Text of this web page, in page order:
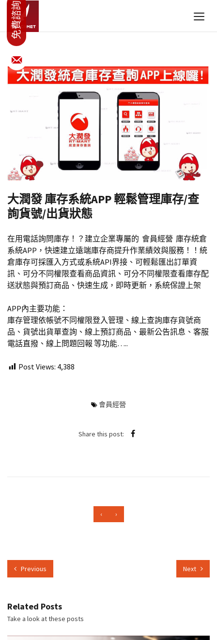
大潤發 庫存系統APP 輕鬆管理庫存/查
詢貨號/出貨狀態
在用電話詢問庫存！？建立企業專屬的 會員經營 庫存統倉
系統APP，快速建立遠端庫存商提升作業績效與服務！！統
倉庫存可採匯入方式或系統API界接、可輕鬆匯出訂單資
訊、可分不同權限查看商品資訊、可分不同權限查看庫存配
送狀態與預訂商品、快速生成，即時更新，系統保證上架
APP內主要功能：
庫存管理依帳號不同權限登入管理、線上查詢庫存貨號商
品、貨號出貨單查詢、線上預訂商品、最新公告訊息、客服
電話直撥、線上問題回報 等功能…..
Post Views: 4,388
會員經營
Share this post:
‹ ›
Previous Next
Related Posts
Take a look at these posts